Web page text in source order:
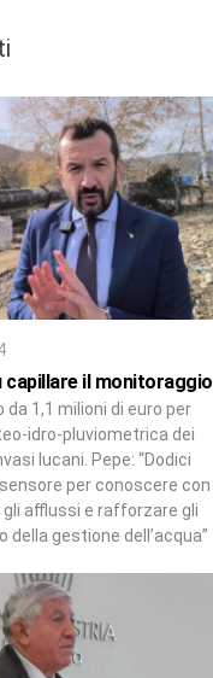
capillare il monitoraggio
da 1,1 milioni di euro per
idro-pluviometrica dei
lucani. Pepe: “Dodici
per conoscere con
afflussi e rafforzare gli
gestione dell’acqua”